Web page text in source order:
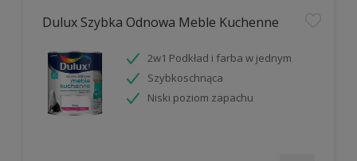
Dulux Szybka Odnowa Meble Kuchenne
2w1 Podkład i farba w jednym
Szybkoschnąca
Niski poziom zapachu